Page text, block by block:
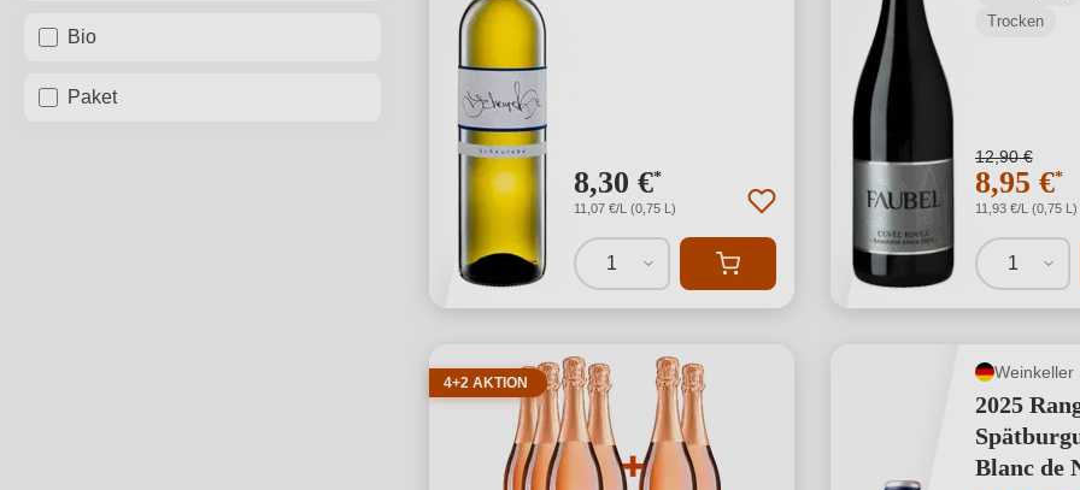
Bio
Paket
8,30 €*
11,07 €/L (0,75 L)
1
Trocken
12,90 €
8,95 €*
11,93 €/L (0,75 L)
1
4+2 AKTION
Weinkeller
2025
Blanc de